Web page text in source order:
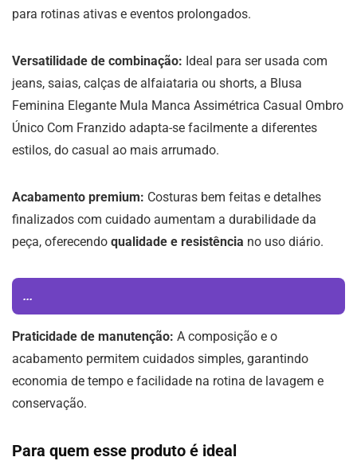
para rotinas ativas e eventos prolongados.
Versatilidade de combinação: Ideal para ser usada com
jeans, saias, calças de alfaiataria ou shorts, a Blusa
Feminina Elegante Mula Manca Assimétrica Casual Ombro
Único Com Franzido adapta-se facilmente a diferentes
estilos, do casual ao mais arrumado.
Acabamento premium: Costuras bem feitas e detalhes
finalizados com cuidado aumentam a durabilidade da
peça, oferecendo qualidade e resistência no uso diário.
...
Praticidade de manutenção: A composição e o
acabamento permitem cuidados simples, garantindo
economia de tempo e facilidade na rotina de lavagem e
conservação.
Para quem esse produto é ideal